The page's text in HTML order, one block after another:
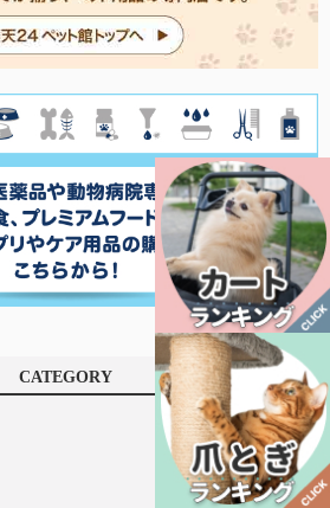
CATEGORY